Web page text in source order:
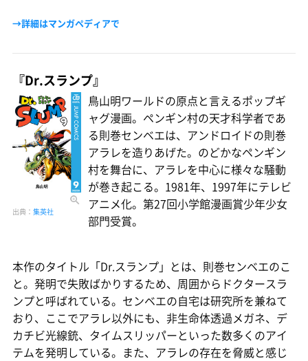
→詳細はマンガペディアで
『Dr.スランプ』
出典： 集英社
鳥山明ワールドの原点と言えるポップギ
ャグ漫画。ペンギン村の天才科学者であ
る則巻センベエは、アンドロイドの則巻
アラレを造りあげた。のどかなペンギン
村を舞台に、アラレを中心に様々な騒動
が巻き起こる。1981年、1997年にテレビ
アニメ化。第27回小学館漫画賞少年少女
部門受賞。
本作のタイトル「Dr.スランプ」とは、則巻センベエのこ
と。発明で失敗ばかりするため、周囲からドクタースラ
ンプと呼ばれている。センベエの自宅は研究所を兼ねて
おり、ここでアラレ以外にも、非生命体透過メガネ、デ
カチビ光線銃、タイムスリッパーといった数多くのアイ
テムを発明している。また、アラレの存在を脅威と感じ